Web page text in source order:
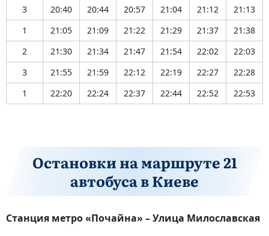
3
20:40 20:44 20:57 21:04 21:12
21:13
1
21:05 21:09 21:22 21:29 21:37
21:38
2
21:30 21:34 21:47 21:54 22:02
22:03
3
21:55 21:59 22:12 22:19 22:27
22:28
1
22:20 22:24 22:37 22:44 22:52 22:53
Остановки на маршруте 21
автобуса в Киеве
Станция метро «Почайна» – Улица Милославская